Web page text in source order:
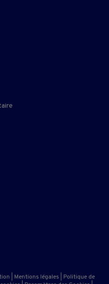
Mentions légales
Politique de